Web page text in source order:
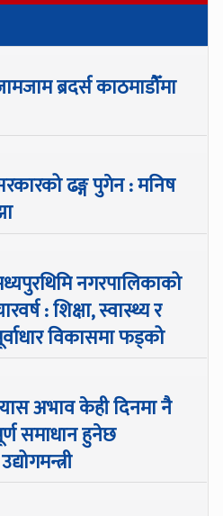
ब्रदर्स काठमाडौँमा
ढङ्ग पुगेन : मनिष
नगरपालिकाको
: शिक्षा, स्वास्थ्य र
विकासमा फड्को
अभाव केही दिनमा नै
समाधान हुनेछ